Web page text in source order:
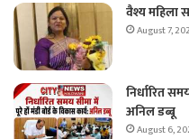
वैश्य महिला
August 7,
निर्धारित
अनिल डब्बू
August 6,